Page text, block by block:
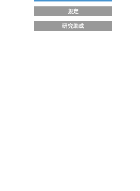
規定
研究助成